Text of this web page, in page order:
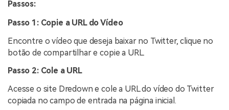
Passos:
Passo 1: Copie a URL do Vídeo
Encontre o vídeo que deseja baixar no Twitter, clique no
botão de compartilhar e copie a URL.
Passo 2: Cole a URL
Acesse o site Dredown e cole a URL do vídeo do Twitter
copiada no campo de entrada na página inicial.